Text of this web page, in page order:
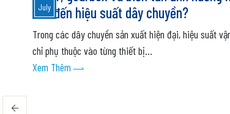
July
nào đến hiệu suất dây chuyền?
Trong các dây chuyền sản xuất hiện đại, hiệu suất
chỉ phụ thuộc vào từng thiết bị...
Xem Thêm